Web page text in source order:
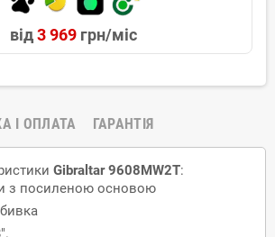
від3 969грн/міс
І ОПЛАТА ГАРАНТІЯ
Gibraltar 9608MW2T:
з посиленою основою